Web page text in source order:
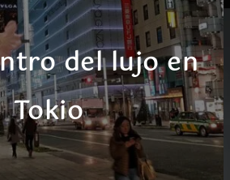
del lujo en
Tokio